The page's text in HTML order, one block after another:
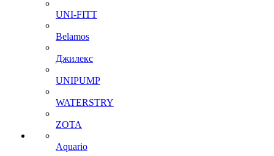
UNI-FITT
Belamos
Джилекс
UNIPUMP
WATERSTRY
ZOTA
Aquario